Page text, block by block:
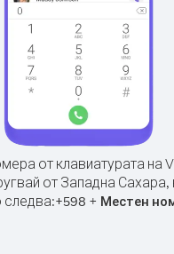
от клавиатурата на
от Западна Сахара,
следва:+598 + Местен